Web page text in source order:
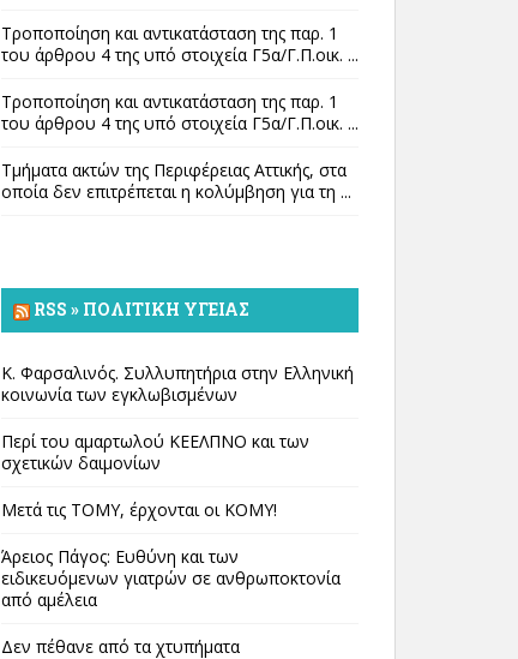
Τροποποίηση και αντικατάσταση της παρ. 1
του άρθρου 4 της υπό στοιχεία Γ5α/Γ.Π.οικ. ...
Τροποποίηση και αντικατάσταση της παρ. 1
του άρθρου 4 της υπό στοιχεία Γ5α/Γ.Π.οικ. ...
Τμήματα ακτών της Περιφέρειας Αττικής, στα
οποία δεν επιτρέπεται η κολύμβηση για τη ...
RSS » ΠΟΛΙΤΙΚΉ ΥΓΕΊΑΣ
Κ. Φαρσαλινός. Συλλυπητήρια στην Ελληνική
κοινωνία των εγκλωβισμένων
Περί του αμαρτωλού ΚΕΕΛΠΝΟ και των
σχετικών δαιμονίων
Μετά τις ΤΟΜΥ, έρχονται οι ΚΟΜΥ!
Άρειος Πάγος: Ευθύνη και των
ειδικευόμενων γιατρών σε ανθρωποκτονία
από αμέλεια
Δεν πέθανε από τα χτυπήματα